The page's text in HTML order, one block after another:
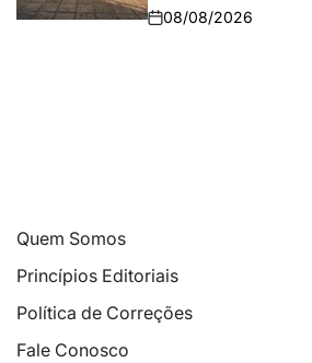
08/08/2026
Quem Somos
Princípios Editoriais
Política de Correções
Fale Conosco